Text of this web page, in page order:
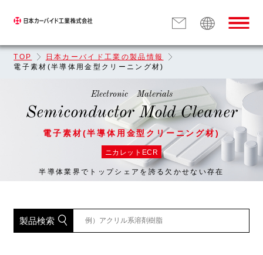
TOP
日本カーバイド工業の製品情報
電子素材(半導体用金型クリーニング材)
Electronic Materials
Semiconductor Mold Cleaner
電子素材(半導体用金型クリーニング材)
ニカレットECR
半導体業界でトップシェアを誇る欠かせない存在
製品検索